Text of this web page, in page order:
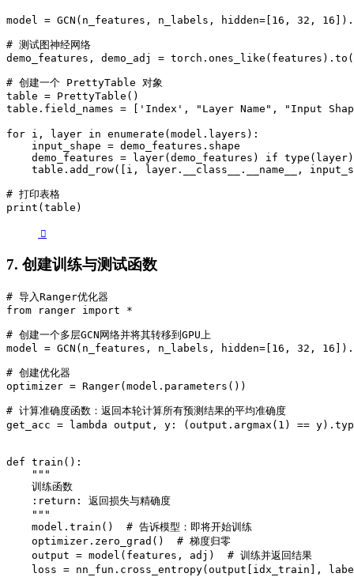
model = GCN(n_features, n_labels, hidden=[16, 32,
# 测试图神经网络
demo_features, demo_adj =
# 创建一个 PrettyTable 对象
table = PrettyTable()
table.field_names = ['Index', "Layer Name", "Input
for i, layer in enumerate(model.layers):
    input_shape = demo_features.shape
demo_features = layer(demo_features) if
table.add_row([i, layer.__class__.__name__,
# 打印表格
print(table)
7. 创建训练与测试函数
# 导入Ranger优化器
from ranger import *
# 创建一个多层GCN网络并将其转移到GPU上
model = GCN(n_features, n_labels, hidden=[16, 32,
# 创建优化器
optimizer = Ranger(model.parameters())
# 计算准确度函数：返回本轮计算所有预测结果的平均准确度
get_acc = lambda output, y: (output.argmax(1) ==
def train():
    """
    训练函数
    :return: 返回损失与精确度
    """
    model.train()  # 告诉模型：即将开始训练
    optimizer.zero_grad()  # 梯度归零
    output = model(features, adj)  # 训练并返回结果
loss = nn_fun.cross_entropy(output[idx_train],